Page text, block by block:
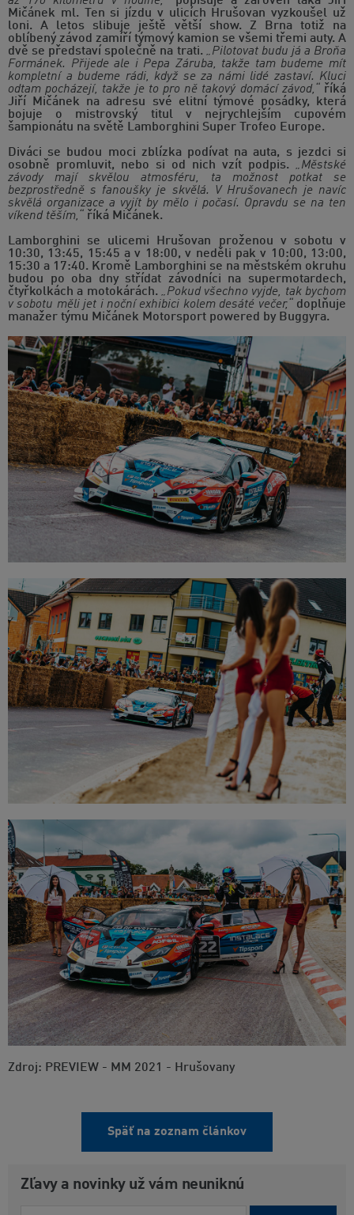
Mičánek ml. Ten si jízdu v ulicích Hrušovan vyzkoušel už
loni. A letos slibuje ještě větší show. Z Brna totiž na
oblíbený závod zamíří týmový kamion se všemi třemi auty. A
dvě se představí společně na trati. „Pilotovat budu já a Broňa
Formánek. Přijede ale i Pepa Záruba, takže tam budeme mít
kompletní a budeme rádi, když se za námi lidé zastaví. Kluci
odtam pocházejí, takže je to pro ně takový domácí závod,“
říká
Jiří Mičánek na adresu své elitní týmové posádky, která
bojuje o mistrovský titul v nejrychlejším cupovém
šampionátu na světě Lamborghini Super Trofeo Europe.
Diváci se budou moci zblízka podívat na auta, s jezdci si
osobně promluvit, nebo si od nich vzít podpis. „Městské
závody mají skvělou atmosféru, ta možnost potkat se
bezprostředně s fanoušky je skvělá. V Hrušovanech je navíc
skvělá organizace a vyjít by mělo i počasí. Opravdu se na ten
víkend těším,“
říká Mičánek.
Lamborghini se ulicemi Hrušovan proženou v sobotu v
10:30, 13:45, 15:45 a v 18:00, v neděli pak v 10:00, 13:00,
15:30 a 17:40. Kromě Lamborghini se na městském okruhu
budou po oba dny střídat závodníci na supermotardech,
čtyřkolkách a motokárách. „Pokud všechno vyjde, tak bychom
v sobotu měli jet i noční exhibici kolem desáté večer,“
doplňuje
manažer týmu Mičánek Motorsport powered by Buggyra.
Zdroj: PREVIEW - MM 2021 - Hrušovany
Späť na zoznam článkov
Zľavy a novinky už vám neuniknú